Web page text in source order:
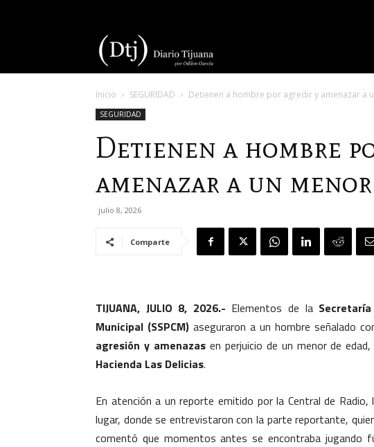
Tijuana
Inicio SEGURIDAD Detienen a hombre por agredir y amenazar a
SEGURIDAD
Detienen a hombre
amenazar a un menor
julio 8, 2026
Comparte
TIJUANA, JULIO 8, 2026.- Elementos de la
Municipal (SSPCM) aseguraron a un hombre señalado
agresión y amenazasen perjuicio de un menor de
Hacienda Las Delicias.
En atención a un reporte emitido por la Central de
lugar, donde se entrevistaron con la parte reportante,
comentó que momentos antes se encontraba jugando